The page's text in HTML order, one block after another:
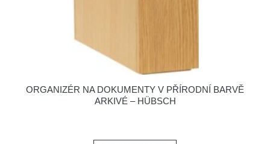
ORGANIZÉR NA DOKUMENTY V PŘÍRODNÍ BARVĚ
ARKIVÉ – HÜBSCH